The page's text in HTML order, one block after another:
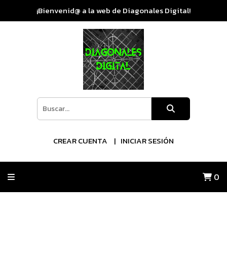
¡Bienvenid@ a la web de Diagonales Digital!
CREAR CUENTA INICIAR SESIÓN
0